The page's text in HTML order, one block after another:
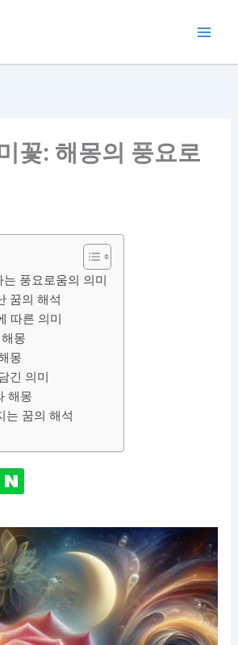
꽃: 해몽의 풍요로
풍요로움의 의미
꿈의 해석
따른 의미
몽
몽
긴 의미
해몽
는 꿈의 해석